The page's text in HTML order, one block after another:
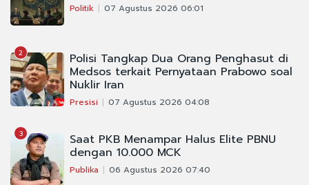
Politik 07 Agustus 2026 06:01
2 Polisi Tangkap Dua Orang Penghasut di
Medsos terkait Pernyataan Prabowo soal
Nuklir Iran
Presisi 07 Agustus 2026 04:08
3 Saat PKB Menampar Halus Elite PBNU
dengan 10.000 MCK
Publika 06 Agustus 2026 07:40